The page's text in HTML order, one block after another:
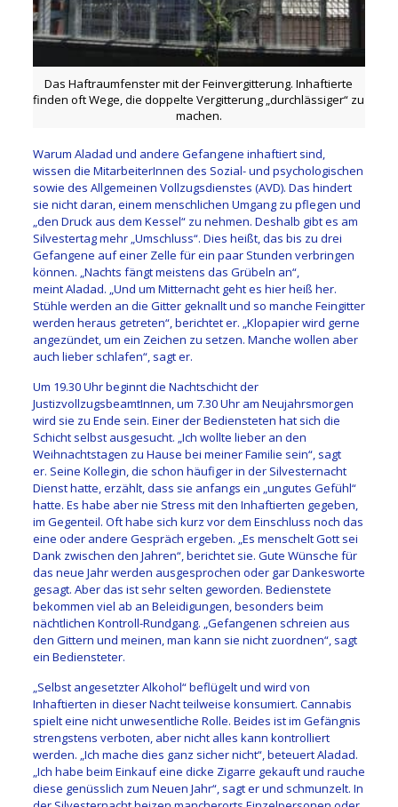
Das Haftraumfenster mit der Feinvergitterung. Inhaftierte
finden oft Wege, die doppelte Vergitterung „durchlässiger“ zu
machen.
Warum Aladad und andere Gefangene inhaftiert sind,
wissen die MitarbeiterInnen des Sozial- und psychologischen
sowie des Allgemeinen Vollzugsdienstes (AVD). Das hindert
sie nicht daran, einem menschlichen Umgang zu pflegen und
„den Druck aus dem Kessel“ zu nehmen. Deshalb gibt es am
Silvestertag mehr „Umschluss“. Dies heißt, das bis zu drei
Gefangene auf einer Zelle für ein paar Stunden verbringen
können. „Nachts fängt meistens das Grübeln an“,
meint Aladad. „Und um Mitternacht geht es hier heiß her.
Stühle werden an die Gitter geknallt und so manche Feingitter
werden heraus getreten“, berichtet er. „Klopapier wird gerne
angezündet, um ein Zeichen zu setzen. Manche wollen aber
auch lieber schlafen“, sagt er.
Um 19.30 Uhr beginnt die Nachtschicht der
JustizvollzugsbeamtInnen, um 7.30 Uhr am Neujahrsmorgen
wird sie zu Ende sein. Einer der Bediensteten hat sich die
Schicht selbst ausgesucht. „Ich wollte lieber an den
Weihnachtstagen zu Hause bei meiner Familie sein“, sagt
er. Seine Kollegin, die schon häufiger in der Silvesternacht
Dienst hatte, erzählt, dass sie anfangs ein „ungutes Gefühl“
hatte. Es habe aber nie Stress mit den Inhaftierten gegeben,
im Gegenteil. Oft habe sich kurz vor dem Einschluss noch das
eine oder andere Gespräch ergeben. „Es menschelt Gott sei
Dank zwischen den Jahren“, berichtet sie. Gute Wünsche für
das neue Jahr werden ausgesprochen oder gar Dankesworte
gesagt. Aber das ist sehr selten geworden. Bedienstete
bekommen viel ab an Beleidigungen, besonders beim
nächtlichen Kontroll-Rundgang. „Gefangenen schreien aus
den Gittern und meinen, man kann sie nicht zuordnen“, sagt
ein Bediensteter.
„Selbst angesetzter Alkohol“ beflügelt und wird von
Inhaftierten in dieser Nacht teilweise konsumiert. Cannabis
spielt eine nicht unwesentliche Rolle. Beides ist im Gefängnis
strengstens verboten, aber nicht alles kann kontrolliert
werden. „Ich mache dies ganz sicher nicht“, beteuert Aladad.
„Ich habe beim Einkauf eine dicke Zigarre gekauft und rauche
diese genüsslich zum Neuen Jahr“, sagt er und schmunzelt. In